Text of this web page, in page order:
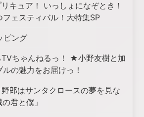
キュア！ いっしょになぞとき！
ェスティバル！大特集SP
ピング
TVちゃんねるっ！ ★小野友樹と加
の魅力をお届けっ！
郎はサンタクロースの夢を見な
君と僕」